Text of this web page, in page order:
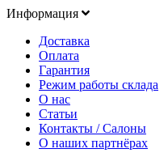
Информация
Доставка
Оплата
Гарантия
Режим работы склада
О нас
Статьи
Контакты / Салоны
О наших партнёрах